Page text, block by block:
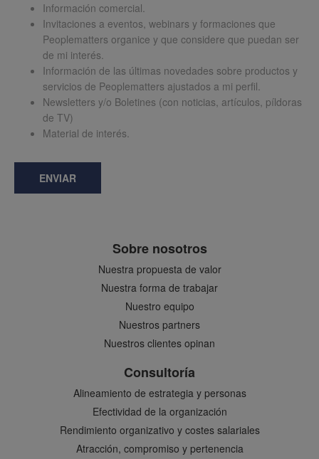
Información comercial.
Invitaciones a eventos, webinars y formaciones que
Peoplematters organice y que considere que puedan ser
de mi interés.
Información de las últimas novedades sobre productos y
servicios de Peoplematters ajustados a mi perfil.
Newsletters y/o Boletines (con noticias, artículos, píldoras
de TV)
Material de interés.
ENVIAR
Sobre nosotros
Nuestra propuesta de valor
Nuestra forma de trabajar
Nuestro equipo
Nuestros partners
Nuestros clientes opinan
Consultoría
Alineamiento de estrategia y personas
Efectividad de la organización
Rendimiento organizativo y costes salariales
Atracción, compromiso y pertenencia